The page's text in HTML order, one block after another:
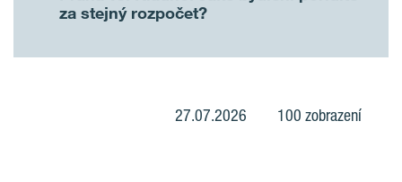
za stejný rozpočet?
27.07.2026 100 zobrazení